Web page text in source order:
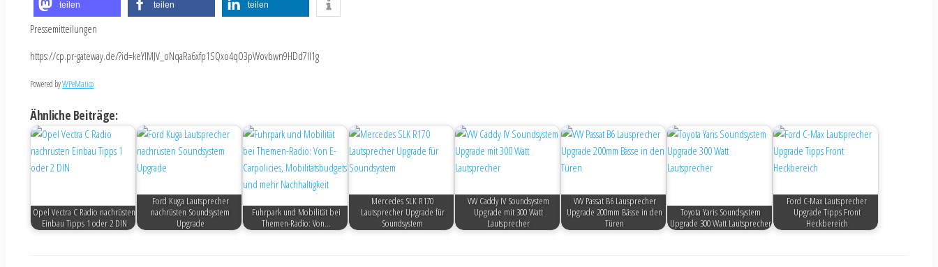
teilen teilen teilen
Pressemitteilungen
https://cp.pr-gateway.de/?id=keYlMJV_oNqaRa6xfp1SQxo4qO3pWovbwn9HDd7Il1g
Powered byWPeMatico
Ähnliche Beiträge:
Opel Vectra C Radio nachrüsten
Einbau Tipps 1 oder 2 DIN
Ford Kuga Lautsprecher
nachrüsten Soundsystem
Upgrade
Fuhrpark und Mobilität bei
Themen-Radio: Von…
Mercedes SLK R170
Lautsprecher Upgrade für
Soundsystem
VW Caddy IV Soundsystem
Upgrade mit 300 Watt
Lautsprecher
VW Passat B6 Lausprecher
Upgrade 200mm Bässe in den
Türen
Toyota Yaris Soundsystem
Upgrade 300 Watt Lautsprecher
Ford C-Max Lautsprecher
Upgrade Tipps Front
Heckbereich